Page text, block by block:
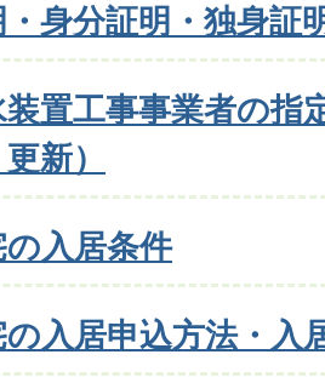
・身分証明・独身証
置工事事業者の指
新）
入居条件
入居申込方法・入